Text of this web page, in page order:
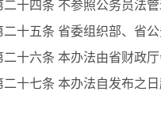
十四条 不参照公务员法
十五条 省委组织部、省
十六条 本办法由省财政
十七条 本办法自发布之日